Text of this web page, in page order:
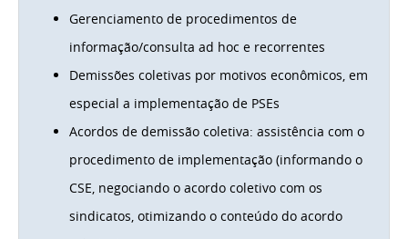
Gerenciamento de procedimentos de
informação/consulta ad hoc e recorrentes
Demissões coletivas por motivos econômicos, em
especial a implementação de PSEs
Acordos de demissão coletiva: assistência com o
procedimento de implementação (informando o
CSE, negociando o acordo coletivo com os
sindicatos, otimizando o conteúdo do acordo